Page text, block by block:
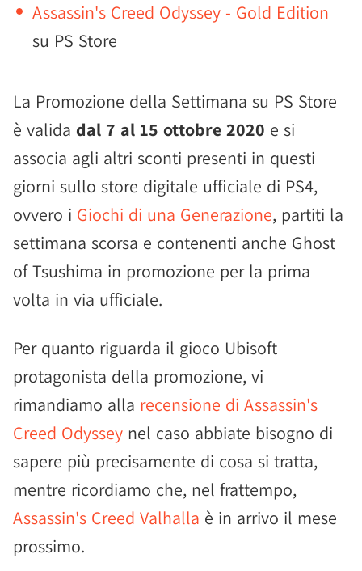
Assassin's Creed Odyssey - Gold Edition
su PS Store
La Promozione della Settimana su PS Store
è valida dal 7 al 15 ottobre 2020 e si
associa agli altri sconti presenti in questi
giorni sullo store digitale ufficiale di PS4,
ovvero i Giochi di una Generazione, partiti la
settimana scorsa e contenenti anche Ghost
of Tsushima in promozione per la prima
volta in via ufficiale.
Per quanto riguarda il gioco Ubisoft
protagonista della promozione, vi
rimandiamo alla recensione di Assassin's
Creed Odyssey nel caso abbiate bisogno di
sapere più precisamente di cosa si tratta,
mentre ricordiamo che, nel frattempo,
Assassin's Creed Valhalla è in arrivo il mese
prossimo.